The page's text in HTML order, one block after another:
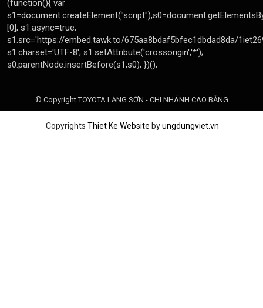
© Copyright TOYOTA LẠNG SƠN - CHI NHÁNH CAO BẰNG
Copyrights Thiet Ke Website byungdungviet.vn